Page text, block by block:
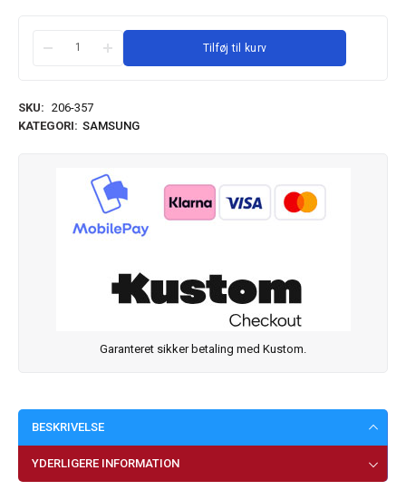
Tilføj til kurv
SKU: 206-357
KATEGORI: SAMSUNG
Garanteret sikker betaling med Kustom.
BESKRIVELSE
YDERLIGERE INFORMATION